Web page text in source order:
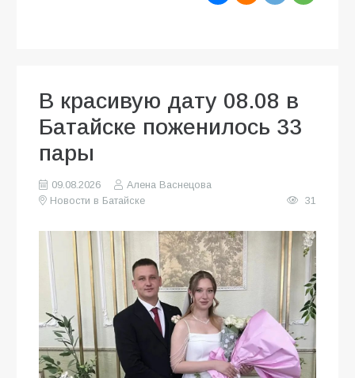
В красивую дату 08.08 в
Батайске поженилось 33
пары
09.08.2026
Алена Васнецова
Новости в Батайске
31